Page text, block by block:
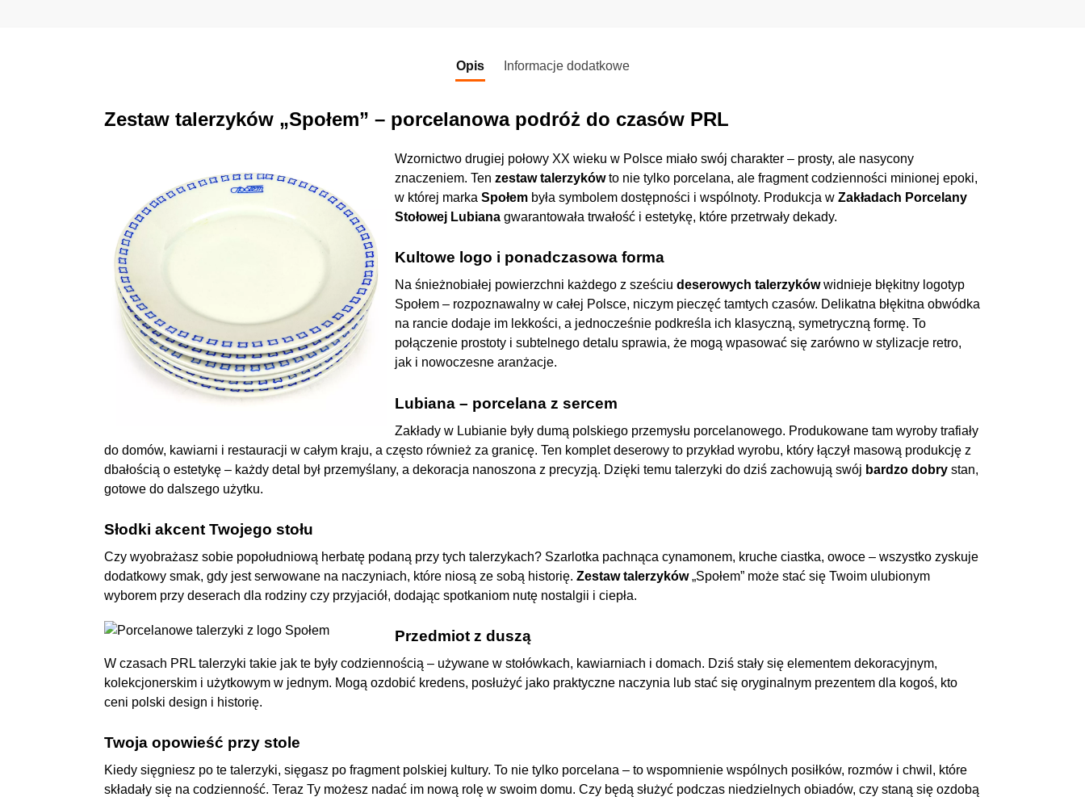
Opis Informacje dodatkowe
Zestaw talerzyków „Społem” – porcelanowa podróż do czasów PRL
Wzornictwo drugiej połowy XX wieku w Polsce miało swój charakter – prosty, ale nasycony
znaczeniem. Ten zestaw talerzykówto nie tylko porcelana, ale fragment codzienności minionej epoki,
w której marka Społembyła symbolem dostępności i wspólnoty. Produkcja w Zakładach Porcelany
Stołowej Lubianagwarantowała trwałość i estetykę, które przetrwały dekady.
Kultowe logo i ponadczasowa forma
Na śnieżnobiałej powierzchni każdego z sześciu deserowych talerzykówwidnieje błękitny logotyp
Społem – rozpoznawalny w całej Polsce, niczym pieczęć tamtych czasów. Delikatna błękitna obwódka
na rancie dodaje im lekkości, a jednocześnie podkreśla ich klasyczną, symetryczną formę. To
połączenie prostoty i subtelnego detalu sprawia, że mogą wpasować się zarówno w stylizacje retro,
jak i nowoczesne aranżacje.
Lubiana – porcelana z sercem
Zakłady w Lubianie były dumą polskiego przemysłu porcelanowego. Produkowane tam wyroby trafiały
do domów, kawiarni i restauracji w całym kraju, a często również za granicę. Ten komplet deserowy to przykład wyrobu, który łączył masową produkcję z
dbałością o estetykę – każdy detal był przemyślany, a dekoracja nanoszona z precyzją. Dzięki temu talerzyki do dziś zachowują swój bardzo dobrystan,
gotowe do dalszego użytku.
Słodki akcent Twojego stołu
Czy wyobrażasz sobie popołudniową herbatę podaną przy tych talerzykach? Szarlotka pachnąca cynamonem, kruche ciastka, owoce – wszystko zyskuje
dodatkowy smak, gdy jest serwowane na naczyniach, które niosą ze sobą historię. Zestaw talerzyków„Społem” może stać się Twoim ulubionym
wyborem przy deserach dla rodziny czy przyjaciół, dodając spotkaniom nutę nostalgii i ciepła.
Przedmiot z duszą
W czasach PRL talerzyki takie jak te były codziennością – używane w stołówkach, kawiarniach i domach. Dziś stały się elementem dekoracyjnym,
kolekcjonerskim i użytkowym w jednym. Mogą ozdobić kredens, posłużyć jako praktyczne naczynia lub stać się oryginalnym prezentem dla kogoś, kto
ceni polski design i historię.
Twoja opowieść przy stole
Kiedy sięgniesz po te talerzyki, sięgasz po fragment polskiej kultury. To nie tylko porcelana – to wspomnienie wspólnych posiłków, rozmów i chwil, które
składały się na codzienność. Teraz Ty możesz nadać im nową rolę w swoim domu. Czy będą służyć podczas niedzielnych obiadów, czy staną się ozdobą